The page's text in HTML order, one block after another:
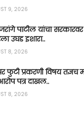
9, 2026
पाटील यांचा
उघड इशारा..
8, 2026
फुटी प्रकरणी विषय तज्ञच
पत्र दाखल..
8, 2026